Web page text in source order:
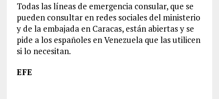
Todas las líneas de emergencia consular, que se
pueden consultar en redes sociales del ministerio
y de la embajada en Caracas, están abiertas y se
pide a los españoles en Venezuela que las utilicen
si lo necesitan.
EFE